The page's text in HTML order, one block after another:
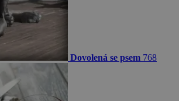
Dovolená se psem 768